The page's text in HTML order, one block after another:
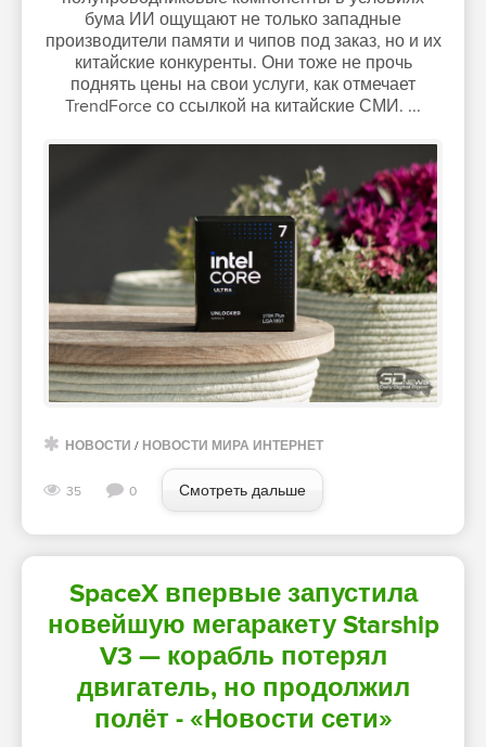
бума ИИ ощущают не только западные
производители памяти и чипов под заказ, но и их
китайские конкуренты. Они тоже не прочь
поднять цены на свои услуги, как отмечает
TrendForce со ссылкой на китайские СМИ. ...
НОВОСТИ / НОВОСТИ МИРА ИНТЕРНЕТ
35 0 Смотреть дальше
SpaceX впервые запустила
новейшую мегаракету Starship
V3 — корабль потерял
двигатель, но продолжил
полёт - «Новости сети»